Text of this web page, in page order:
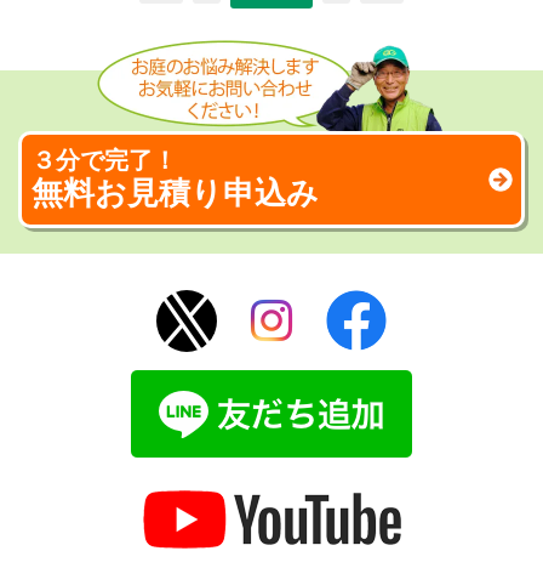
３分で完了！
無料お見積り申込み